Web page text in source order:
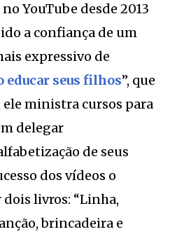
YouTube desde 2013
a confiança de um
expressivo de
educar seus filhos”, que
ministra cursos para
delegar
de seus
dos vídeos o
livros: “Linha,
brincadeira e